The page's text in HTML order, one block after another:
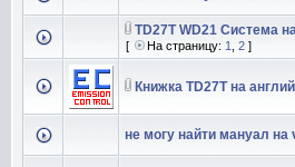
TD27T WD21 Система
[ На страницу: 1 2 ]
Книжка TD27T на
не могу найти мануал на